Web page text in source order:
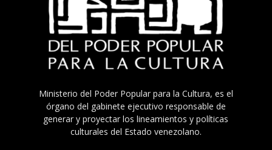
Ministerio del Poder Popular para la Cultura, es el
órgano del gabinete ejecutivo responsable de
generar y proyectar los lineamientos y políticas
culturales del Estado venezolano.